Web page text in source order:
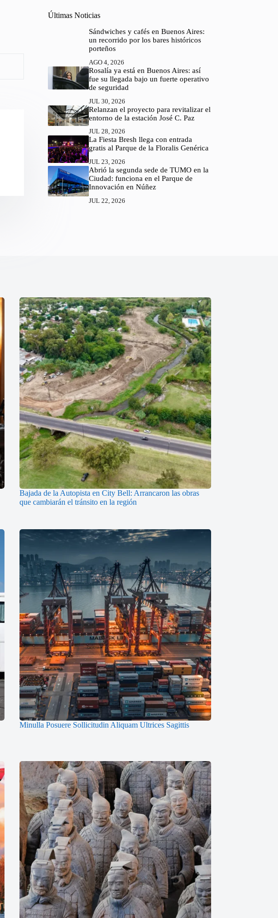
Últimas Noticias
Sándwiches y cafés en Buenos Aires:
un recorrido por los bares históricos
porteños
AGO 4, 2026
Rosalía ya está en Buenos Aires: así
fue su llegada bajo un fuerte operativo
de seguridad
JUL 30, 2026
Relanzan el proyecto para revitalizar el
entorno de la estación José C. Paz
JUL 28, 2026
La Fiesta Bresh llega con entrada
gratis al Parque de la Floralis Genérica
JUL 23, 2026
Abrió la segunda sede de TUMO en la
Ciudad: funciona en el Parque de
Innovación en Núñez
JUL 22, 2026
Bajada de la Autopista en City Bell: Arrancaron las obras
que cambiarán el tránsito en la región
Minulla Posuere Sollicitudin Aliquam Ultrices Sagittis